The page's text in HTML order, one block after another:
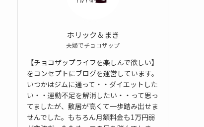
ホリック＆まき
夫婦でチョコザップ
【チョコザップライフを楽しんで欲しい】
をコンセプトにブログを運営しています。
いつかはジムに通って・・ダイエットした
い・・運動不足を解消したい・・って思っ
てましたが、敷居が高くて一歩踏み出せま
せんでした。もちろん月額料金も1万円弱